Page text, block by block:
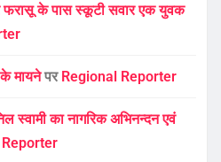
फरासू के पास स्कूटी सवार एक युवक
मायनेपर Regional Reporter
स्वामी का नागरिक अभिनन्दन एवं